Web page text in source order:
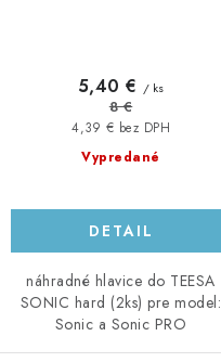
Vypredané
4,39 € bez DPH
5,40 € / ks
8 €
DETAIL
náhradné hlavice do TEESA
SONIC hard (2ks) pre model:
Sonic a Sonic PRO